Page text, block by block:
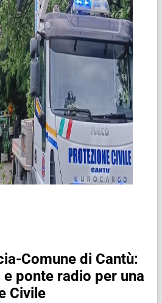
Comune di Cantù:
ponte radio per una
Civile